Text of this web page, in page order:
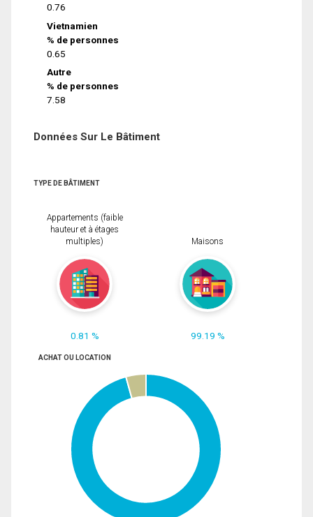
0.76
Vietnamien
% de personnes
0.65
Autre
% de personnes
7.58
Données Sur Le Bâtiment
TYPE DE BÂTIMENT
Appartements (faible
hauteur et à étages
multiples)
0.81 %
Maisons
99.19 %
ACHAT OU LOCATION